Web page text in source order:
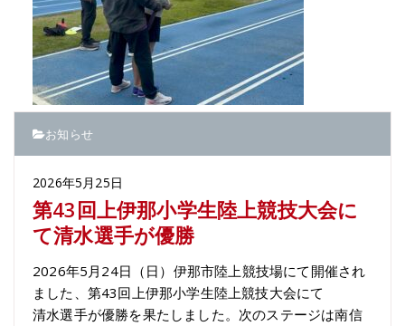
お知らせ
2026年5月25日
第43回上伊那小学生陸上競技大会に
て清水選手が優勝
2026年5月24日（日）伊那市陸上競技場にて開催され
ました、第43回上伊那小学生陸上競技大会にて
清水選手が優勝を果たしました。次のステージは南信